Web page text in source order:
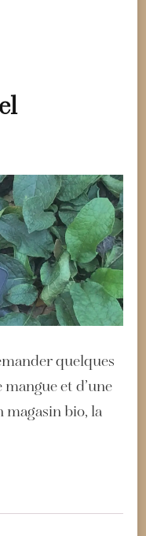
quelques
et d’une
magasin bio, la